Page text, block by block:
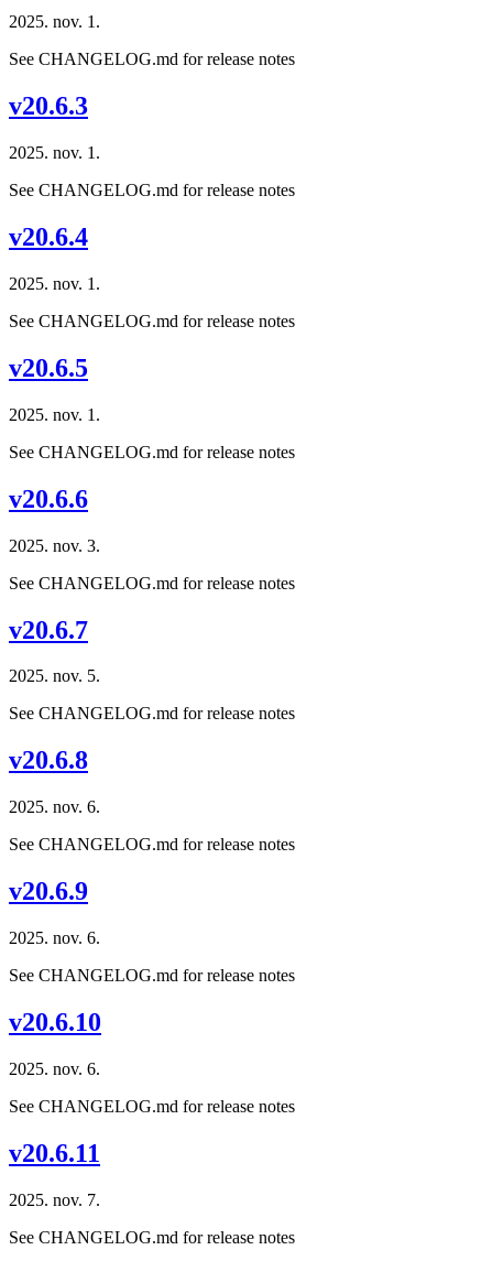
2025. nov. 1.
See CHANGELOG.md for release notes
v20.6.3
2025. nov. 1.
See CHANGELOG.md for release notes
v20.6.4
2025. nov. 1.
See CHANGELOG.md for release notes
v20.6.5
2025. nov. 1.
See CHANGELOG.md for release notes
v20.6.6
2025. nov. 3.
See CHANGELOG.md for release notes
v20.6.7
2025. nov. 5.
See CHANGELOG.md for release notes
v20.6.8
2025. nov. 6.
See CHANGELOG.md for release notes
v20.6.9
2025. nov. 6.
See CHANGELOG.md for release notes
v20.6.10
2025. nov. 6.
See CHANGELOG.md for release notes
v20.6.11
2025. nov. 7.
See CHANGELOG.md for release notes